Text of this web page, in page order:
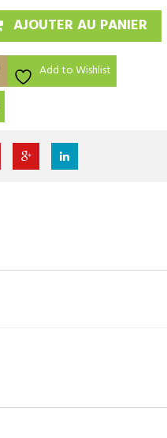
AJOUTER AU PANIER
Add to Wishlist